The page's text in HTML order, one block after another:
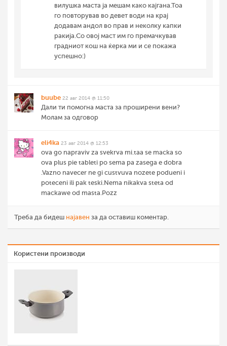
вилушка маста ја мешам како кајгана.Тоа
го повторував во девет води на крај
додавам андол во прав и неколку капки
ракија.Со овој маст им го премачкував
градниот кош на ќерка ми и се покажа
успешно:)
buube 22 авг 2014 @ 11:50
Дали ти помогна маста за проширени вени?
Молам за одговор
eli4ka 23 авг 2014 @ 12:53
ova go napraviv za svekrva mi.taa se macka so
ova plus pie tableti po sema pa zasega e dobra
.Vazno navecer ne gi custvuva nozete podueni i
poteceni ili pak teski.Nema nikakva steta od
mackawe od masta.Pozz
Треба да бидеш најавен за да оставиш коментар.
Користени производи